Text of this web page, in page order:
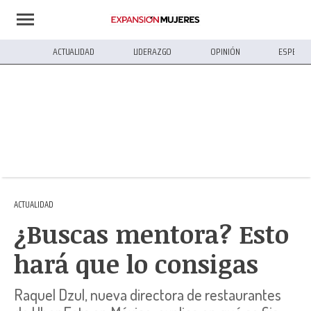
ACTUALIDAD LIDERAZGO OPINIÓN
ACTUALIDAD
¿Buscas mentora? Esto
hará que lo consigas
Raquel Dzul, nueva directora de restaurantes